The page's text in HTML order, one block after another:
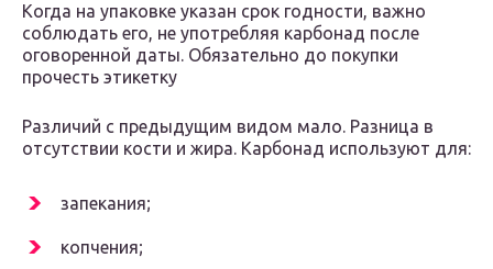
Когда на упаковке указан срок годности, важно
соблюдать его, не употребляя карбонад после
оговоренной даты. Обязательно до покупки
прочесть этикетку
Различий с предыдущим видом мало. Разница в
отсутствии кости и жира. Карбонад используют для:
запекания;
копчения;